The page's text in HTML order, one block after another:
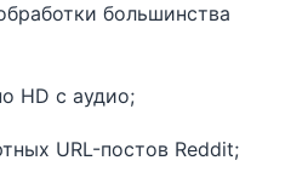
большинства
HD с аудио;
URL-постов Reddit;